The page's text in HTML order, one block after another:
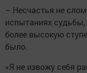
– Несчастья не
испытаниях
более высокую
было.
«Я не извожу себя